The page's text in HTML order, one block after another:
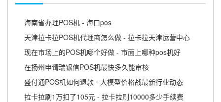
海南省办理POS机 - 海口pos
天津拉卡拉POS机代理商怎么做 - 拉卡拉天津运营中心
现在市场上的POS机哪个好做 - 市面上哪种pos机好
在扬州申请瑞银信POS机最快多久能审核
盛付通POS机如何退款 - 大模型价格战最新行业动态
拉卡拉刷1万扣了105元 - 拉卡拉刷10000多少手续费